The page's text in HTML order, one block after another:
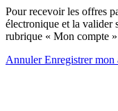
Pour recevoir les offres
électronique et la valider
rubrique « Mon compte »
AnnulerEnregistrer mon